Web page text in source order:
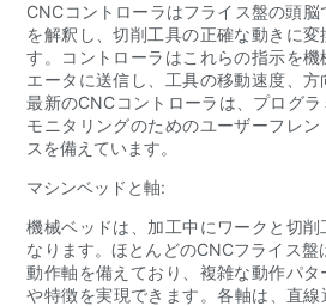
CNCコントローラはフライス盤の頭
を解釈し、切削工具の正確な動きに
す。コントローラはこれらの指示を機
エータに送信し、工具の移動速度、方
最新のCNCコントローラは、プログ
モニタリングのためのユーザーフレ
スを備えています。
マシンベッドと軸:
機械ベッドは、加工中にワークと切削
なります。ほとんどのCNCフライス
動作軸を備えており、複雑な動作パ
や特徴を実現できます。各軸は、直